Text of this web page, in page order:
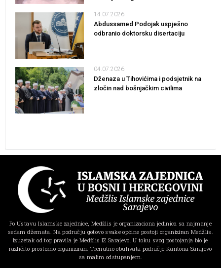
14.07.2026
Abdussamed Podojak uspješno
odbranio doktorsku disertaciju
04.07.2026
Dženaza u Tihovićima i podsjetnik na
zločin nad bošnjačkim civilima
Po Ustavu Islamske zajednice, Medžlis je organizaciona jedinica sa najmanje
sedam džemata. Na području gotovo svake općine postoji organiziran Medžlis.
Izuzetak od tog pravila je Medžlis IZ Sarajevo. U toku svog postojanja bio je
različito prostorno organiziran. Trenutno obuhvata područje Kantona Sarajevo
sa malim odstupanjem.